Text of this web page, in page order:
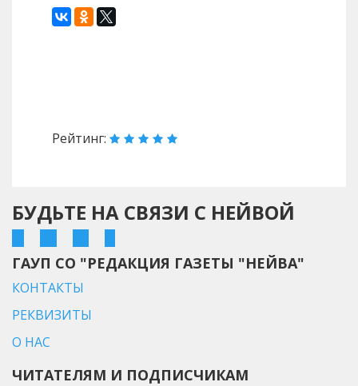
Рейтинг:
БУДЬТЕ НА СВЯЗИ С НЕЙВОЙ
ГАУП СО "РЕДАКЦИЯ ГАЗЕТЫ "НЕЙВА"
КОНТАКТЫ
РЕКВИЗИТЫ
О НАС
ЧИТАТЕЛЯМ И ПОДПИСЧИКАМ